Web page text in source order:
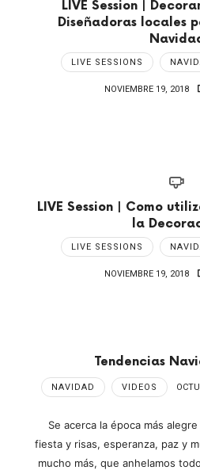
LIVE Session |
Diseñadoras locales
LIVE SESSIONS
NOVIEMBRE 19, 2018
LIVE Session | Como
la
LIVE SESSIONS
NOVIEMBRE 19, 2018
Tendencias
NAVIDAD VIDEOS
Se acerca la época más
fiesta y risas, esperanza, paz y
mucho más, que anhelamos